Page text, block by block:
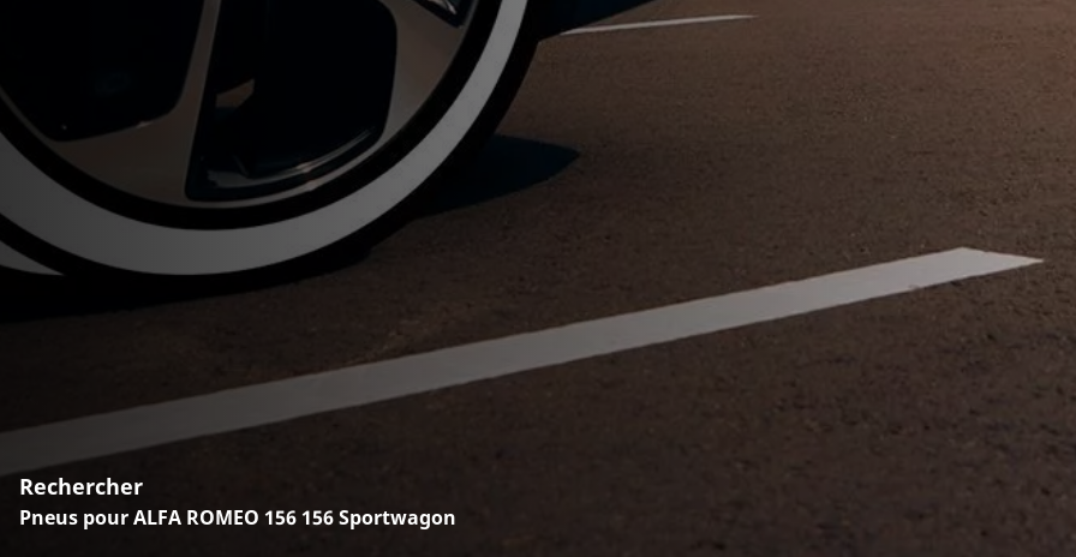
Rechercher
Pneus pour ALFA ROMEO 156 156 Sportwagon